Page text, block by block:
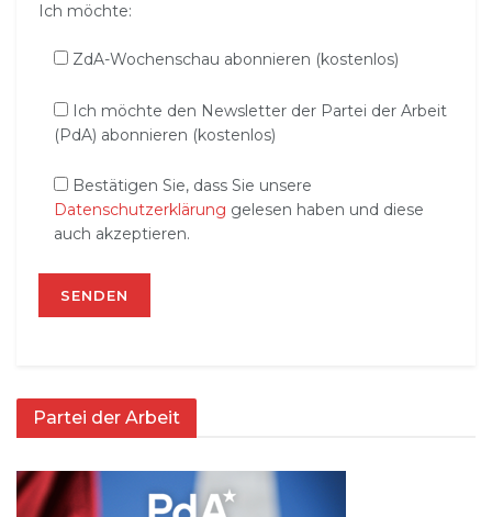
Ich möchte:
ZdA-Wochenschau abonnieren (kostenlos)
Ich möchte den Newsletter der Partei der Arbeit
(PdA) abonnieren (kostenlos)
Bestätigen Sie, dass Sie unsere
Datenschutzerklärung gelesen haben und diese
auch akzeptieren.
Partei der Arbeit